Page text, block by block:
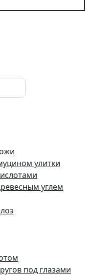
улитки
углем
под глазами